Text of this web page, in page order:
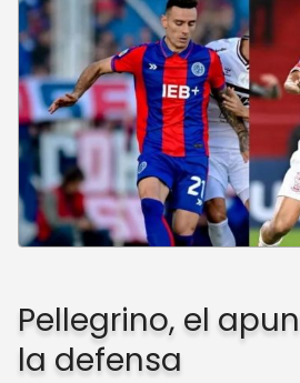
Pellegrino, el
la defensa